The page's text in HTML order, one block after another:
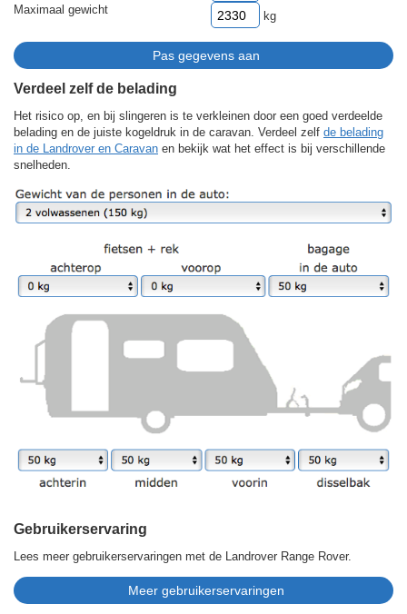
Maximaal gewicht kg
Verdeel zelf de belading
Het risico op, en bij slingeren is te verkleinen door een goed verdeelde
belading en de juiste kogeldruk in de caravan. Verdeel zelf de belading
in de Landrover en Caravan en bekijk wat het effect is bij verschillende
snelheden.
Gebruikerservaring
Lees meer gebruikerservaringen met de Landrover Range Rover.